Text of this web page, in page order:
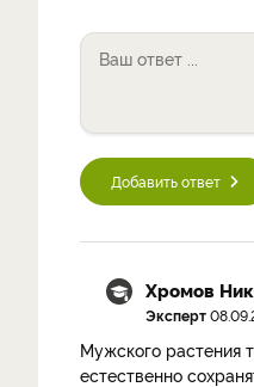
Добавить ответ
Хромов
Эксперт
Мужского растения
естественно